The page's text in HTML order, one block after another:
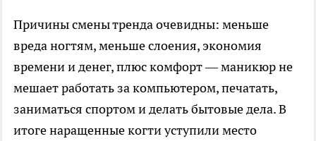
Причины смены тренда очевидны: меньше
вреда ногтям, меньше слоения, экономия
времени и денег, плюс комфорт — маникюр не
мешает работать за компьютером, печатать,
заниматься спортом и делать бытовые дела. В
итоге наращенные когти уступили место